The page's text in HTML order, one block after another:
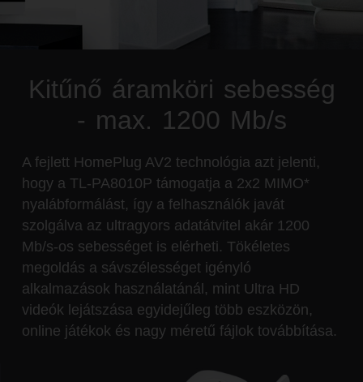
Kitűnő áramköri sebesség
- max. 1200 Mb/s
A fejlett HomePlug AV2 technológia azt jelenti,
hogy a TL-PA8010P támogatja a 2x2 MIMO*
nyalábformálást, így a felhasználók javát
szolgálva az ultragyors adatátvitel akár 1200
Mb/s-os sebességet is elérheti. Tökéletes
megoldás a sávszélességet igényló
alkalmazások használatánál, mint Ultra HD
videók lejátszása egyidejűleg több eszközön,
online játékok és nagy méretű fájlok továbbítása.